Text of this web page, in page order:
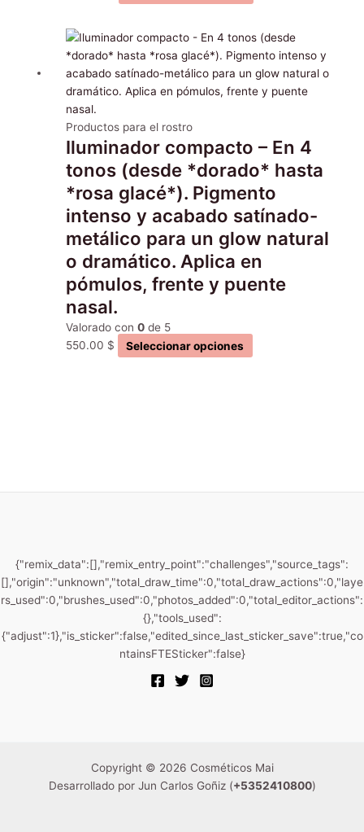
Productos para el rostro
Iluminador compacto – En 4
tonos (desde *dorado* hasta
*rosa glacé*). Pigmento
intenso y acabado satínado-
metálico para un glow natural
o dramático. Aplica en
pómulos, frente y puente
nasal.
Valorado con0 de 5
550.00 $ Seleccionar opciones
Este
producto
tiene
múltiples
opciones
se
pueden
elegir
en
la
de
producto
{"remix_data":[],"remix_entry_point":"challenges","source_tags":
[],"origin":"unknown","total_draw_time":0,"total_draw_actions":0,"laye
rs_used":0,"brushes_used":0,"photos_added":0,"total_editor_actions":
{},"tools_used":
{"adjust":1},"is_sticker":false,"edited_since_last_sticker_save":true,"co
ntainsFTESticker":false}
Copyright © 2026 Cosméticos Mai
Desarrollado por Jun Carlos Goñiz (+5352410800)